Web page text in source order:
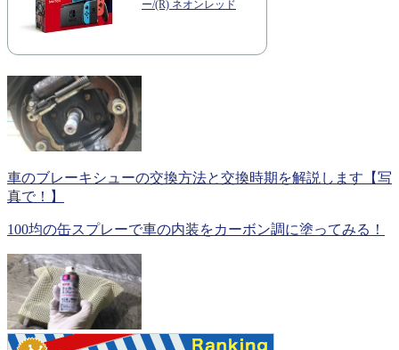
ー/(R) ネオンレッド
車のブレーキシューの交換方法と交換時期を解説します【写
真で！】
100均の缶スプレーで車の内装をカーボン調に塗ってみる！